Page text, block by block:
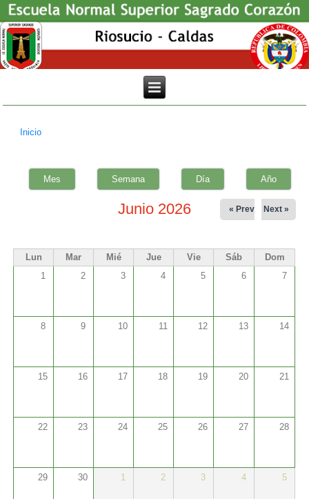
Usted está aquí
Inicio
Mes (solapa activa)Semana Día Año
Junio 2026 « Prev Next »
Lun Mar Mié Jue Vie Sáb
Dom
1
2 3 4 5 6 7
8 9 10 11 12 13 14
15 16 17 18 19 20 21
22 23 24 25 26 27 28
29 30 1 2 3 4 5